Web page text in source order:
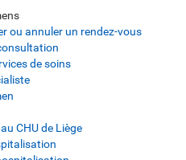
ou annuler un rendez-vous
de soins
CHU de Liège